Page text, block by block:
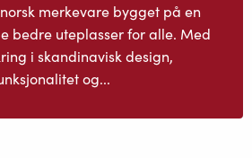
merkevare bygget på en
bedre uteplasser for alle. Med
i skandinavisk design,
og...